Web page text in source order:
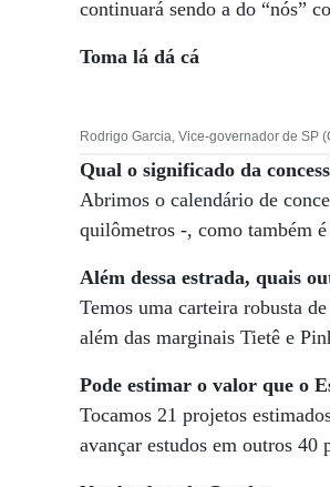
continuará sendo a do “nós”
Toma lá dá cá
Rodrigo Garcia, Vice-governador de SP
Qual o significado da
Abrimos o calendário de
quilômetros -, como também
Além dessa estrada, quais
Temos uma carteira robusta
além das marginais Tietê e
Pode estimar o valor queo
Tocamos 21 projetos
avançar estudos em outros 40